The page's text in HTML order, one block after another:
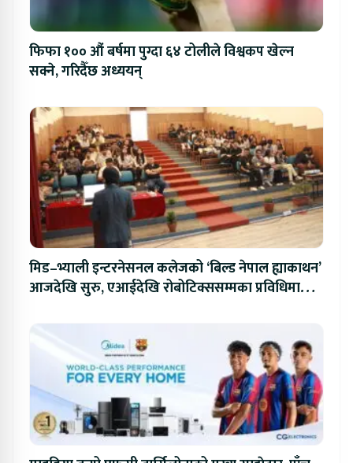
फिफा १०० औं बर्षमा पुग्दा ६४ टोलीले विश्वकप खेल्न
सक्ने, गरिदैँछ अध्ययन्
मिड–भ्याली इन्टरनेसनल कलेजको ‘बिल्ड नेपाल ह्याकाथन’
आजदेखि सुरु, एआईदेखि रोबोटिक्ससम्मका प्रविधिमा